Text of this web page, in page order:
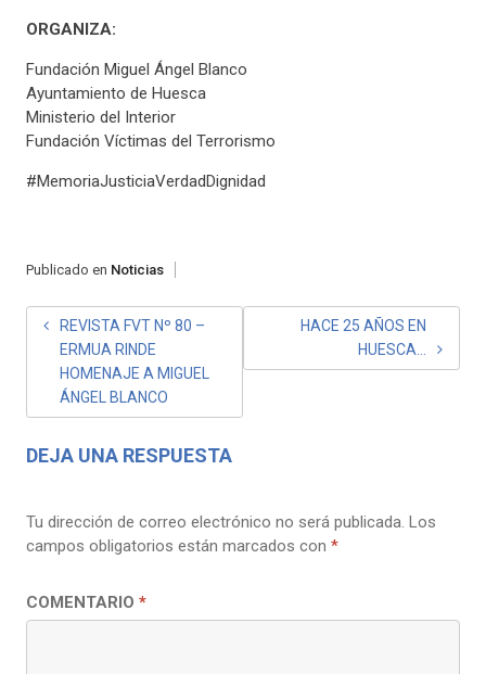
ORGANIZA:
Fundación Miguel Ángel Blanco
Ayuntamiento de Huesca
Ministerio del Interior
Fundación Víctimas del Terrorismo
#MemoriaJusticiaVerdadDignidad
Publicado en Noticias
NAVEGACIÓN
ENTRADAS
REVISTA FVT Nº 80 –
ERMUA RINDE
HOMENAJE A MIGUEL
ÁNGEL BLANCO
HACE 25 AÑOS EN
HUESCA…
DEJA UNA RESPUESTA
Tu dirección de correo electrónico no será publicada. Los
campos obligatorios están marcados con *
COMENTARIO *